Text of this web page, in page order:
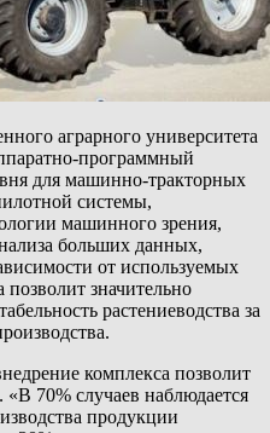
аграрного университета
программный
для машинно-тракторных
системы,
машинного зрения,
больших данных,
от используемых
значительно
растениеводства за
комплекса позволит
«В 70% случаев наблюдается
продукции